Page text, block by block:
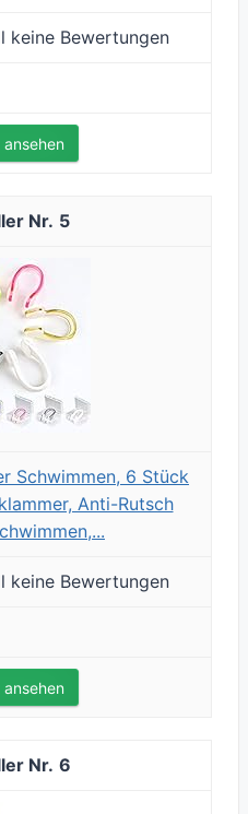
keine Bewertungen
5
Schwimmen, 6 Stück
Anti-Rutsch
keine Bewertungen
6